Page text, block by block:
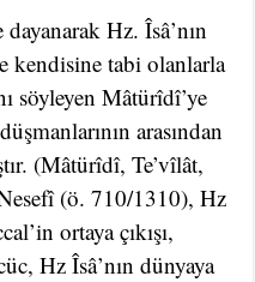
Hz. Îsâ’nın
kendisine tabi olanlarla
söyleyen Mâtürîdî’ye
arasından
(Mâtürîdî, Te’vîlât,
(ö. 710/1310), Hz
ortaya çıkışı,
Hz Îsâ’nın dünyaya